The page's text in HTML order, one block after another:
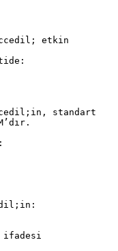
etkin
standart